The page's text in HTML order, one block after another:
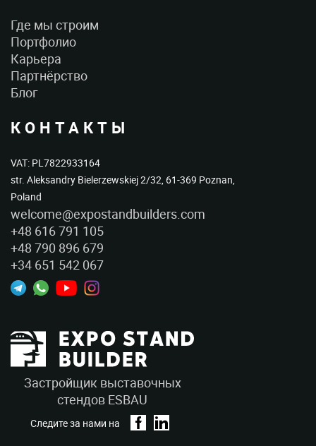
Застройщик выставочных
стендов ESBAU
Следите за нами на
Где мы строим
Портфолио
Карьера
Партнёрство
Блог
КОНТАКТЫ
VAT: PL7822933164
str. Aleksandry Bielerzewskiej 2/32, 61-369 Poznan,
Poland
welcome@expostandbuilders.com
+48 616 791 105
+48 790 896 679
+34 651 542 067